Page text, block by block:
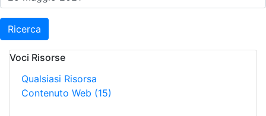
Ricerca
Voci Risorse
Qualsiasi Risorsa
Contenuto Web (15)